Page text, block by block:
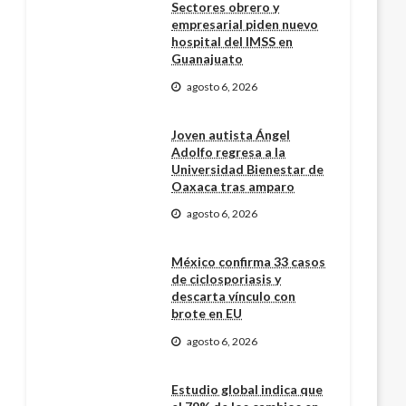
Sectores obrero y
empresarial piden nuevo
hospital del IMSS en
Guanajuato
agosto 6, 2026
Joven autista Ángel
Adolfo regresa a la
Universidad Bienestar de
Oaxaca tras amparo
agosto 6, 2026
México confirma 33 casos
de ciclosporiasis y
descarta vínculo con
brote en EU
agosto 6, 2026
Estudio global indica que